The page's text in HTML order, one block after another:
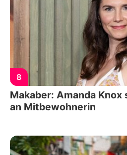
8
Makaber: Amanda
an Mitbewohnerin